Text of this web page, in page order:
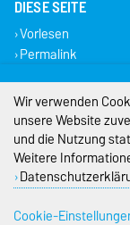
DIESE SEITE
Vorlesen
Permalink
Wir verwenden
unsere Website
und die Nutzung
Weitere
Cookie-